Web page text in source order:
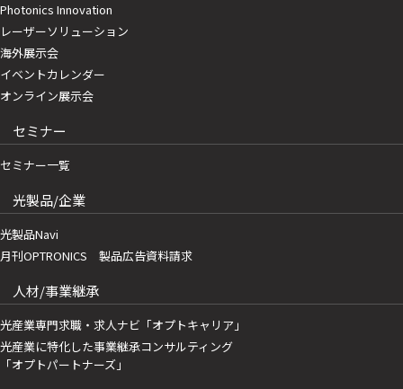
Photonics Innovation
レーザーソリューション
海外展示会
イベントカレンダー
オンライン展示会
セミナー
セミナー一覧
光製品/企業
光製品Navi
月刊OPTRONICS 製品広告資料請求
人材/事業継承
光産業専門求職・求人ナビ「オプトキャリア」
光産業に特化した事業継承コンサルティング
「オプトパートナーズ」